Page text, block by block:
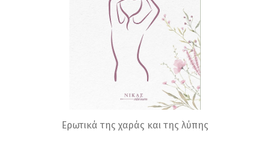
Ερωτικά της χαράς και της λύπης